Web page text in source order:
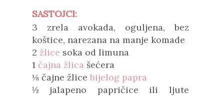
SASTOJCI:
3 zrela avokada, oguljena, bez
koštice, narezana na manje komade
2 žlice soka od limuna
1 čajna žlica šećera
⅛ čajne žlice bijelog papra
½ jalapeno papričice ili ljute